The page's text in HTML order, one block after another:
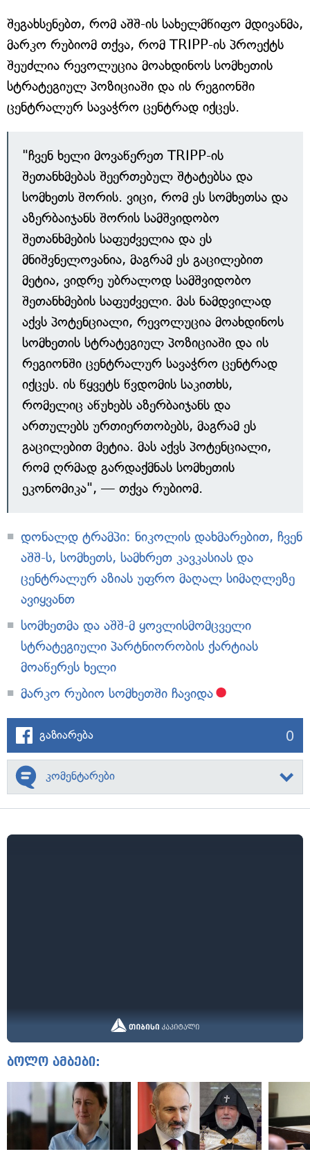
შეგახსენებთ, რომ აშშ-ის სახელმწიფო მდივანმა,
მარკო რუბიომ თქვა, რომ TRIPP-ის პროექტს
შეუძლია რევოლუცია მოახდინოს სომხეთის
სტრატეგიულ პოზიციაში და ის რეგიონში
ცენტრალურ სავაჭრო ცენტრად იქცეს.
"ჩვენ ხელი მოვაწერეთ TRIPP-ის
შეთანხმებას შეერთებულ შტატებსა და
სომხეთს შორის. ვიცი, რომ ეს სომხეთსა და
აზერბაიჯანს შორის სამშვიდობო
შეთანხმების საფუძველია და ეს
მნიშვნელოვანია, მაგრამ ეს გაცილებით
მეტია, ვიდრე უბრალოდ სამშვიდობო
შეთანხმების საფუძველი. მას ნამდვილად
აქვს პოტენციალი, რევოლუცია მოახდინოს
სომხეთის სტრატეგიულ პოზიციაში და ის
რეგიონში ცენტრალურ სავაჭრო ცენტრად
იქცეს. ის წყვეტს წვდომის საკითხს,
რომელიც აწუხებს აზერბაიჯანს და
ართულებს ურთიერთობებს, მაგრამ ეს
გაცილებით მეტია. მას აქვს პოტენციალი,
რომ ღრმად გარდაქმნას სომხეთის
ეკონომიკა", — თქვა რუბიომ.
დონალდ ტრამპი: ნიკოლის დახმარებით, ჩვენ
აშშ-ს, სომხეთს, სამხრეთ კავკასიას და
ცენტრალურ აზიას უფრო მაღალ სიმაღლეზე
ავიყვანთ
სომხეთმა და აშშ-მ ყოვლისმომცველი
სტრატეგიული პარტნიორობის ქარტიას
მოაწერეს ხელი
მარკო რუბიო სომხეთში ჩავიდა
გაზიარება 0
კომენტარები
ბოლო ამბები: